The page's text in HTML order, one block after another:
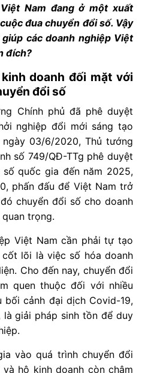
Nam đang ở một xuất
đua chuyển đổi số. Vậy
các doanh nghiệp Việt
đích?
doanh đối mặt với
đổi số
Chính phủ đã phê duyệt
nghiệp đổi mới sáng tạo
03/6/2020, Thủ tướng
số 749/QĐ-TTg phê duyệt
quốc gia đến năm 2025,
phấn đấu để Việt Nam trở
chuyển đổi số cho doanh
trọng.
Việt Nam cần phải tự tạo
lõi là việc số hóa doanh
Cho đến nay, chuyển đổi
quen thuộc đối với nhiều
bối cảnh đại dịch Covid-19,
là giải pháp sinh tồn để duy
vào quá trình chuyển đổi
hộ kinh doanh còn chậm